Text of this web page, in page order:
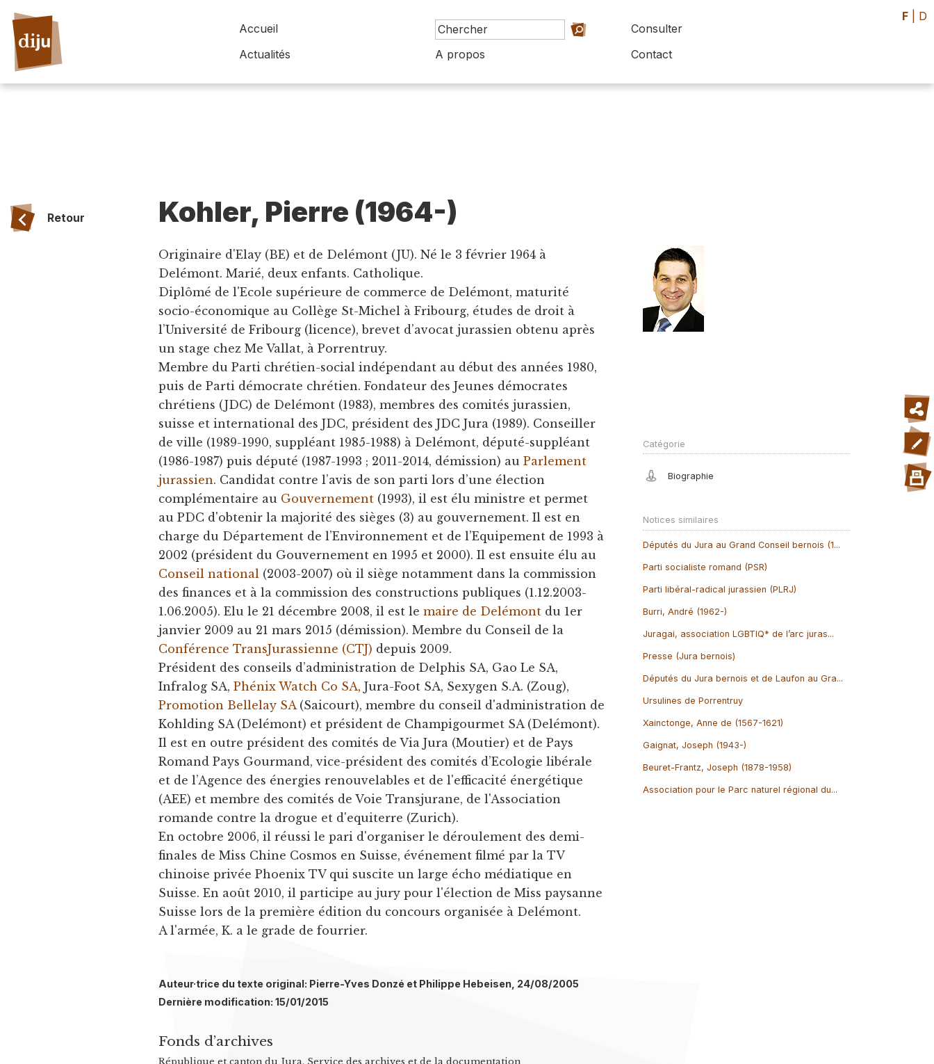
Accueil
Consulter
Actualités
A propos Contact
F D
Retour Kohler, Pierre (1964-)
Originaire d'Elay (BE) et de Delémont (JU). Né le 3 février 1964 à
Delémont. Marié, deux enfants. Catholique.
Diplômé de l'Ecole supérieure de commerce de Delémont, maturité
socio-économique au Collège St-Michel à Fribourg, études de droit à
l’Université de Fribourg (licence), brevet d’avocat jurassien obtenu après
un stage chez Me Vallat, à Porrentruy.
Membre du Parti chrétien-social indépendant au début des années 1980,
puis de Parti démocrate chrétien. Fondateur des Jeunes démocrates
chrétiens (JDC) de Delémont (1983), membres des comités jurassien,
suisse et international des JDC, président des JDC Jura (1989). Conseiller
de ville (1989-1990, suppléant 1985-1988) à Delémont, député-suppléant
(1986-1987) puis député (1987-1993 ; 2011-2014, démission) auParlement
jurassien. Candidat contre l’avis de son parti lors d’une élection
complémentaire au Gouvernement (1993), il est élu ministre et permet
au PDC d'obtenir la majorité des sièges (3) au gouvernement. Il est en
charge du Département de l’Environnement et de l’Equipement de 1993 à
2002 (président du Gouvernement en 1995 et 2000). Il est ensuite élu au
Conseil national (2003-2007) où il siège notamment dans la commission
des finances et à la commission des constructions publiques (1.12.2003-
1.06.2005). Elu le 21 décembre 2008, il est lemaire de Delémont du 1er
janvier 2009 au 21 mars 2015 (démission). Membre du Conseil de la
Conférence TransJurassienne (CTJ) depuis 2009.
Président des conseils d’administration de Delphis SA, Gao Le SA,
Infralog SA,Phénix Watch Co SA, Jura-Foot SA, Sexygen S.A. (Zoug),
Promotion Bellelay SA(Saicourt), membre du conseil d'administration de
Kohlding SA (Delémont) et président de Champigourmet SA (Delémont).
Il est en outre président des comités de Via Jura (Moutier) et de Pays
Romand Pays Gourmand, vice-président des comités d’Ecologie libérale
et de l’Agence des énergies renouvelables et de l'efficacité énergétique
(AEE) et membre des comités de Voie Transjurane, de l'Association
romande contre la drogue et d'equiterre (Zurich).
En octobre 2006, il réussi le pari d'organiser le déroulement des demi-
finales de Miss Chine Cosmos en Suisse, événement filmé par la TV
chinoise privée Phoenix TV qui suscite un large écho médiatique en
Suisse. En août 2010, il participe au jury pour l'élection de Miss paysanne
Suisse lors de la première édition du concours organisée à Delémont.
A l'armée, K. a le grade de fourrier.
Auteur·trice du texte original: Pierre-Yves Donzé et Philippe Hebeisen, 24/08/2005
Dernière modification: 15/01/2015
Fonds d’archives
République et canton du Jura, Service des archives et de la documentation
Catégorie
Biographie
Notices similaires
Députés du Jura au Grand Conseil bernois (1...
Parti socialiste romand (PSR)
Parti libéral-radical jurassien (PLRJ)
Burri, André (1962-)
Juragai, association LGBTIQ* de l’arc juras...
Presse (Jura bernois)
Députés du Jura bernois et de Laufon au Gra...
Ursulines de Porrentruy
Xainctonge, Anne de (1567-1621)
Gaignat, Joseph (1943-)
Beuret-Frantz, Joseph (1878-1958)
Association pour le Parc naturel régional du...